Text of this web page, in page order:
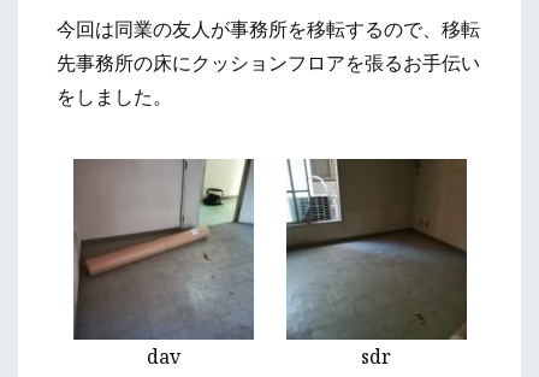
今回は同業の友人が事務所を移転するので、移転
先事務所の床にクッションフロアを張るお手伝い
をしました。
dav sdr